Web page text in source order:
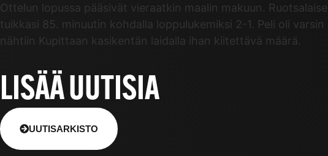
Ottelun lopussa pääsivät vieraatkin maalin makuun.
tuikkasi 85. minuutin kohdalla loppulukemiksi 2-1. Peli oli
nähtiin Kupittaan kasikentän laidalla ihan kiitettävä määrä.
LISÄÄ UUTISIA
UUTISARKISTO